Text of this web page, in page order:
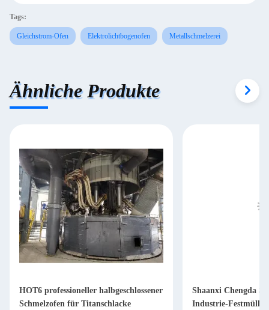
Tags:
Gleichstrom-Ofen Elektrolichtbogenofen Metallschmelzerei
Ähnliche Produkte
HOT6 professioneller halbgeschlossener
Schmelzofen für Titanschlacke
Shaanxi Chengda
Industrie-Festmüll-